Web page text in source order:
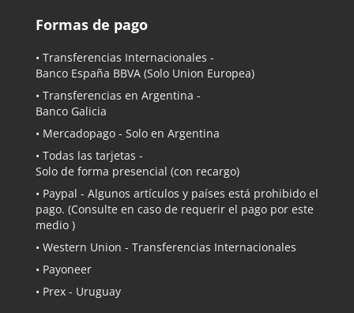
Formas de pago
• Transferencias Internacionales -
Banco España BBVA (Solo Union Europea)
• Transferencias en Argentina -
Banco Galicia
• Mercadopago - Solo en Argentina
• Todas las tarjetas -
Solo de forma presencial (con recargo)
• Paypal - Algunos artículos y países está prohibido el
pago. (Consulte en caso de requerir el pago por este
medio )
• Western Union - Transferencias Internacionales
• Payoneer
• Prex - Uruguay